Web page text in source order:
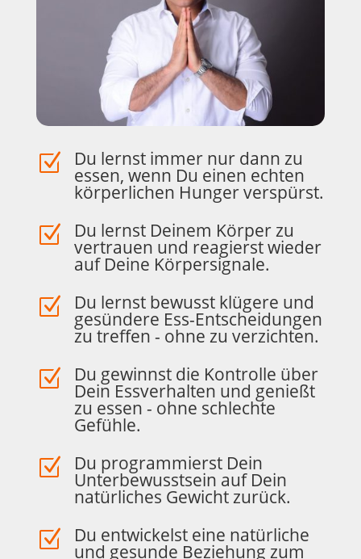
Z Du lernst immer nur dann zu
essen, wenn Du einen echten
körperlichen Hunger verspürst.
Z Du lernst Deinem Körper zu
vertrauen und reagierst wieder
auf Deine Körpersignale.
Z Du lernst bewusst klügere und
gesündere Ess-Entscheidungen
zu treffen - ohne zu verzichten.
Z Du gewinnst die Kontrolle über
Dein Essverhalten und genießt
zu essen - ohne schlechte
Gefühle.
Z Du programmierst Dein
Unterbewusstsein auf Dein
natürliches Gewicht zurück.
Z Du entwickelst eine natürliche
und gesunde Beziehung zum